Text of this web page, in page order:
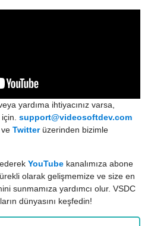
yardıma ihtiyacınız varsa,
support@videosoftdev.com
ve Twitterüzerinden bizimle
YouTube kanalımıza abone
olarak gelişmemize ve size en
sunmamıza yardımcı olur. VSDC
dünyasını keşfedin!